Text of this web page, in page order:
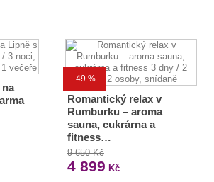
na
-49 %
Romantický relax v
Rumburku – aroma
sauna, cukrárna a
fitness…
9 650 Kč
4 899 Kč